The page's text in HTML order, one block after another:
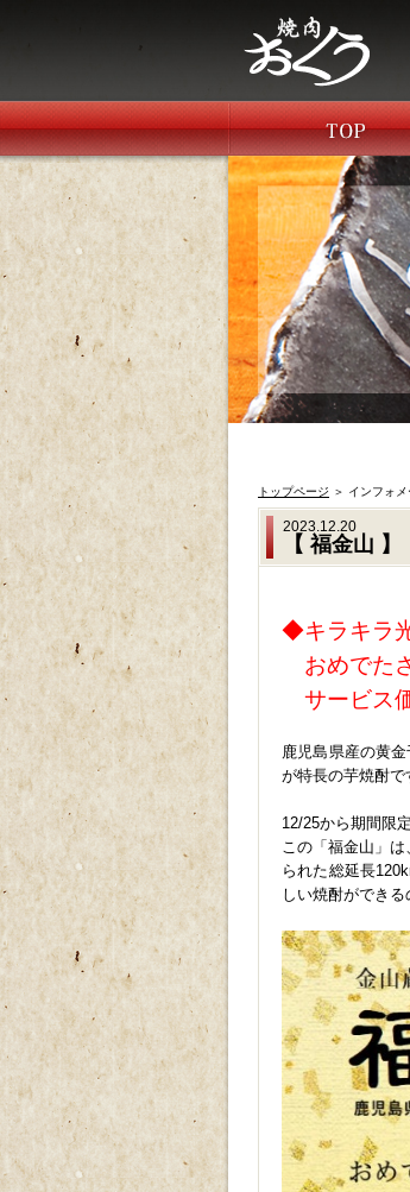
トップページ ＞ インフォ
2023.12.20
【 福金山
◆キラキラ
おめでた
サービス
鹿児島県産の黄
が特長の芋焼酎で
12/25から期間限
この「福金山」
られた総延長
しい焼酎ができ